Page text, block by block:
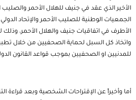
الأخير الذي عقد في جنيف للهلال الأحمر والصليب
الجمعيات الوطنية للصليب الأحمر والإتحاد الدولي
الأطرف في اتفاقيات جنيف والهلال الأحمر،
واتخاذ كل السبل لحماية الصحفيين من خلال
للمدنيين او الصحفيين بموجب قواعد القانون
أما وأخيراً عن الإقتراحات الشخصية وبعد قراءة